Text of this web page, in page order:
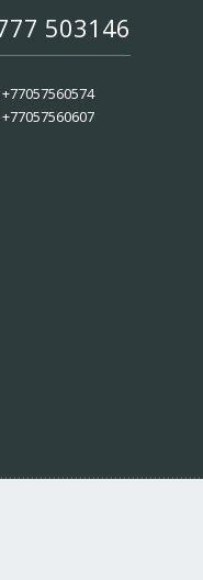
503146